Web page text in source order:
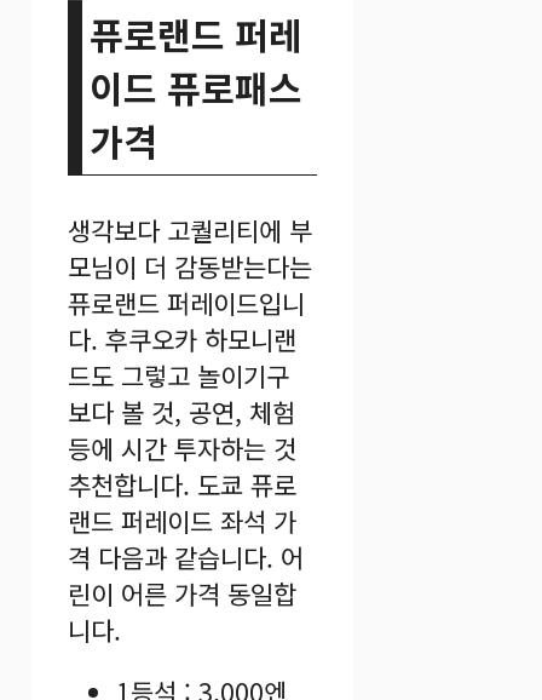
퓨로랜드 퍼레
이드 퓨로패스
가격
생각보다 고퀄리티에 부
모님이 더 감동받는다는
퓨로랜드 퍼레이드입니
다. 후쿠오카 하모니랜
드도 그렇고 놀이기구
보다 볼 것, 공연, 체험
등에 시간 투자하는 것
추천합니다. 도쿄 퓨로
랜드 퍼레이드 좌석 가
격 다음과 같습니다. 어
린이 어른 가격 동일합
니다.
1등석 : 3,000엔